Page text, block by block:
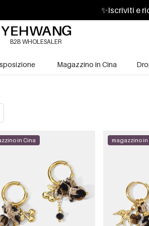
✨Iscriviti e
B2B WHOLESALER
Magazzino in Cina
in Cina magazzino in